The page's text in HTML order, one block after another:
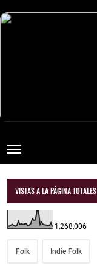
VISTAS A LA PÁGINA TOTALES
1,268,006
Folk Indie Folk